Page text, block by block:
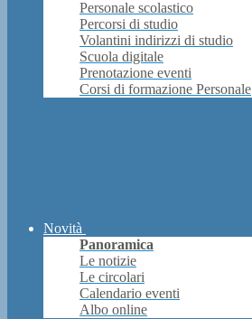
Personale scolastico
Percorsi di studio
Volantini indirizzi di studio
Scuola digitale
Prenotazione eventi
Corsi di formazione Personale
Novità
Panoramica
Le notizie
Le circolari
Calendario eventi
Albo online